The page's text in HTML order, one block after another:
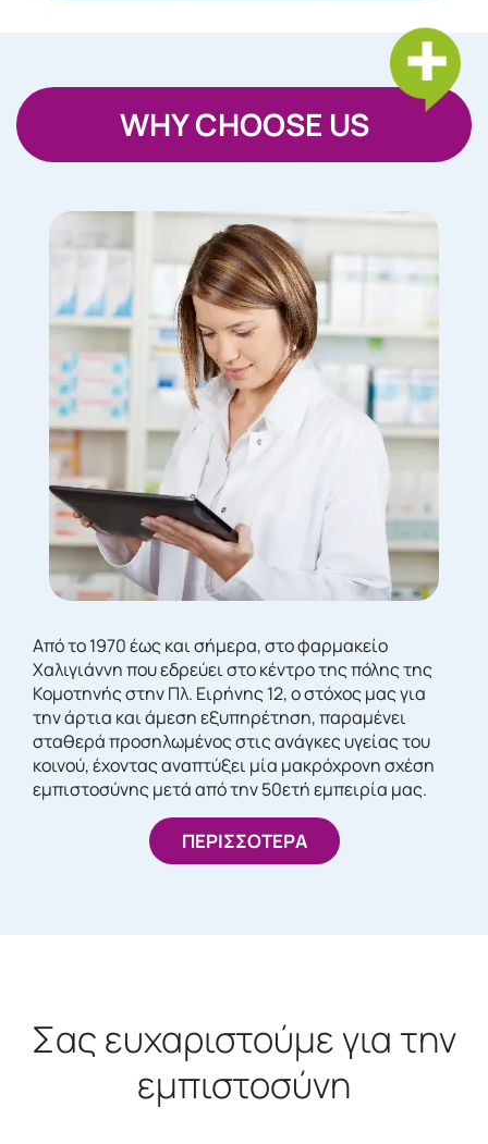
WHY CHOOSE US
Από το 1970 έως και σήμερα, στο φαρμακείο
Χαλιγιάννη που εδρεύει στο κέντρο της πόλης της
Κομοτηνής στην Πλ. Ειρήνης 12, ο στόχος μας για
την άρτια και άμεση εξυπηρέτηση, παραμένει
σταθερά προσηλωμένος στις ανάγκες υγείας του
κοινού, έχοντας αναπτύξει μία μακρόχρονη σχέση
εμπιστοσύνης μετά από την 50ετή εμπειρία μας.
ΠΕΡΙΣΣΟΤΕΡΑ
Σας ευχαριστούμε για την
εμπιστοσύνη